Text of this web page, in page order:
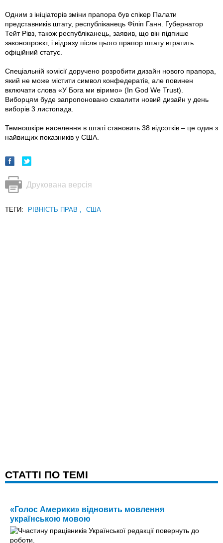
Одним з ініціаторів зміни прапора був спікер Палати
представників штату, республіканець Філіп Ганн. Губернатор
Тейт Рівз, також республіканець, заявив, що він підпише
законопроєкт, і відразу після цього прапор штату втратить
офіційний статус.
Спеціальній комісії доручено розробити дизайн нового прапора,
який не може містити символ конфедератів, але повинен
включати слова «У Бога ми віримо» (In God We Trust).
Виборцям буде запропоновано схвалити новий дизайн у день
виборів 3 листопада.
Темношкіре населення в штаті становить 38 відсотків – це один з
найвищих показників у США.
Друкована версія
ТЕГИ: РІВНІСТЬ ПРАВ США
CТАТТІ ПО ТЕМІ
«Голос Америки» відновить мовлення
українською мовою